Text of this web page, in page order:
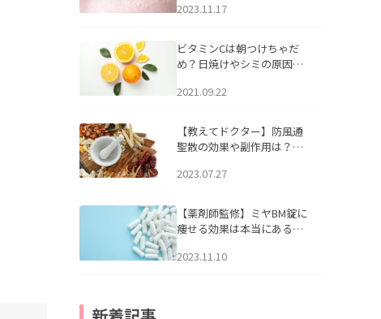
アについて
2023.11.17
ビタミンCは朝つけちゃだ
め？日焼けやシミの原因に
2021.09.22
【教えてドクター】防風通
聖散の効果や副作用は？長
2023.07.27
【薬剤師監修】ミヤBM錠に
痩せる効果は本当にある
2023.11.10